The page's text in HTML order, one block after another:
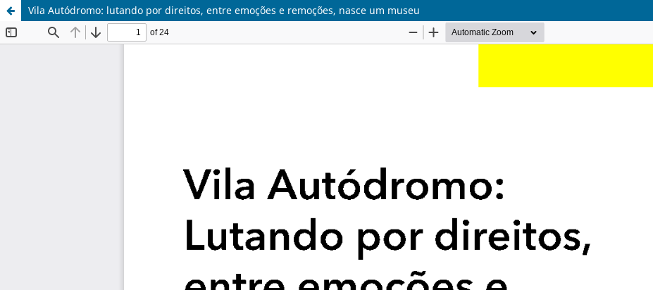
Vila Autódromo: lutando por direitos, entre emoções e remoções, nasce um museu